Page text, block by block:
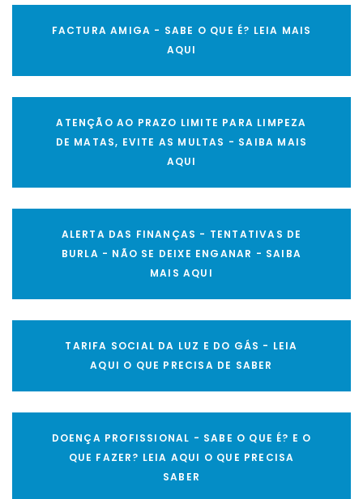
FACTURA AMIGA - SABE O QUE É? LEIA MAIS
AQUI
ATENÇÃO AO PRAZO LIMITE PARA LIMPEZA
DE MATAS, EVITE AS MULTAS - SAIBA MAIS
AQUI
ALERTA DAS FINANÇAS - TENTATIVAS DE
BURLA - NÃO SE DEIXE ENGANAR - SAIBA
MAIS AQUI
TARIFA SOCIAL DA LUZ E DO GÁS - LEIA
AQUI O QUE PRECISA DE SABER
DOENÇA PROFISSIONAL - SABE O QUE É? E O
QUE FAZER? LEIA AQUI O QUE PRECISA
SABER